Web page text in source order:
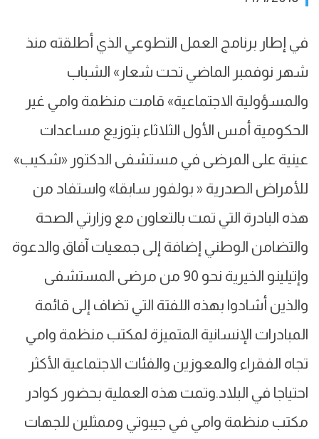
في إطار برنامج العمل التطوعي الذي أطلقته منذ
شهر نوفمبر الماضي تحت شعار» الشباب
والمسؤولية الاجتماعية» قامت منظمة وامي غير
الحكومية أمس الأول الثلاثاء بتوزيع مساعدات
عينية على المرضى في مستشفى الدكتور «شكيب»
للأمراض الصدرية « بولفور سابقا» واستفاد من
هذه البادرة التي تمت بالتعاون مع وزارتي الصحة
والتضامن الوطني إضافة إلى جمعيات آفاق والدعوة
وإتيلينو الخيرية نحو 90 من مرضى المستشفى
والذين أشادوا بهذه اللفتة التي تضاف إلى قائمة
المبادرات الإنسانية المتميزة لمكتب منظمة وامي
تجاه الفقراء والمعوزين والفئات الاجتماعية الأكثر
احتياجا في البلاد.وتمت هذه العملية بحضور كوادر
مكتب منظمة وامي في جيبوتي وممثلين للجهات